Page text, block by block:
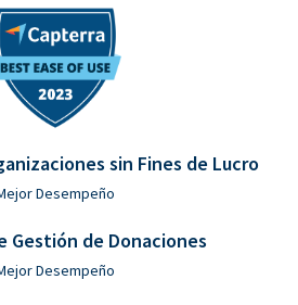
sin Fines de Lucro
Desempeño
Gestión de Donaciones
Desempeño